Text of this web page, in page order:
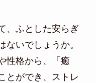
、ふとした安らぎ
ないでしょうか。
性格から、「癒
とができ、ストレ